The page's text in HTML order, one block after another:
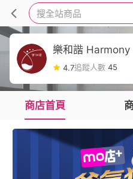
搜全站商品
樂和諧 Harmony
無酒精紅酒
4.7追蹤人數 45
商店首頁